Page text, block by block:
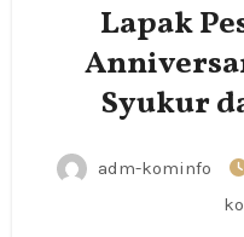
Lapak
Syukur
adm-kominfo